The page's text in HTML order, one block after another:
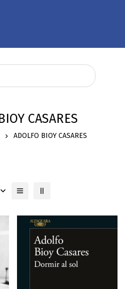
CASARES
ADOLFO BIOY CASARES